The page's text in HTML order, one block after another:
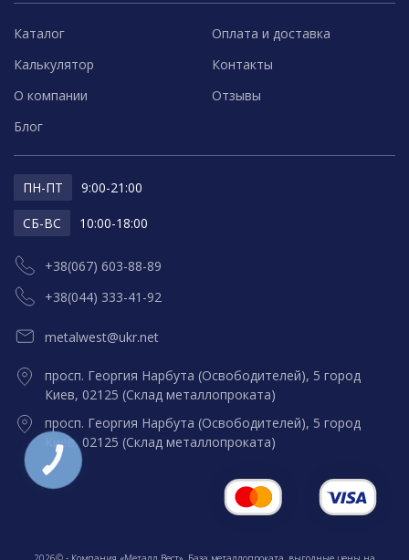
Каталог
Калькулятор
О компании
Блог
Оплата и доставка
Контакты
Отзывы
+38(067) 603-88-89
+38(044) 333-41-92
metalwest@ukr.net
ПН-ПТ 9:00-21:00
СБ-ВС 10:00-18:00
просп. Георгия Нарбута (Освободителей), 5 город
Киев, 02125 (Склад металлопроката)
просп. Георгия Нарбута (Освободителей), 5 город
Киев, 02125 (Склад металлопроката)
КНОПКА
ЗВ'ЯЗКУ